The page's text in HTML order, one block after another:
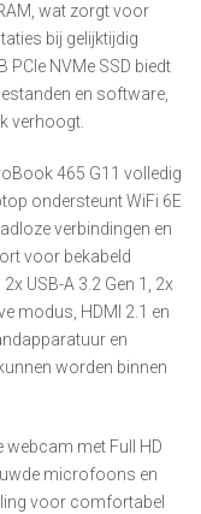
wat zorgt voor
bij gelijktijdig
PCIe NVMe SSD biedt
en software,
verhoogt.
465 G11 volledig
ondersteunt WiFi 6E
verbindingen en
voor bekabeld
USB-A 3.2 Gen 1, 2x
modus, HDMI 2.1 en
en
worden binnen
webcam met Full HD
microfoons en
voor comfortabel